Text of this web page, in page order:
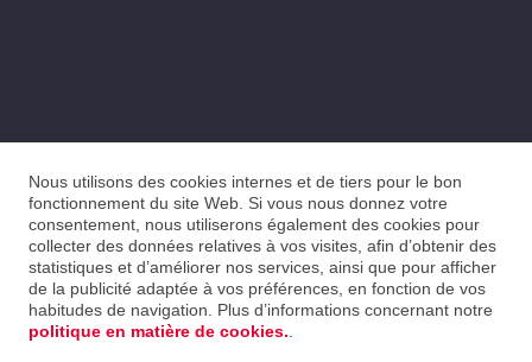
Nous utilisons des cookies internes et de tiers pour le bon
fonctionnement du site Web. Si vous nous donnez votre
consentement, nous utiliserons également des cookies pour
collecter des données relatives à vos visites, afin d’obtenir des
statistiques et d’améliorer nos services, ainsi que pour afficher
de la publicité adaptée à vos préférences, en fonction de vos
habitudes de navigation. Plus d’informations concernant notre
politique en matière de cookies.